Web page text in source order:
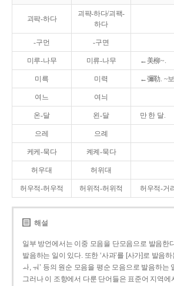
괴팍-하다
괴퍅-하다/괴팩-
하다
-구먼 -구면
미루-나무 미류-나무 ←美柳~.
미륵 미력 ←彌勒. ~
여느 여늬
온-달 왼-달 만 한 달.
으레 으례
케케-묵다 켸켸-묵다
허우대 허위대
허우적-허우적 허위적-허위적 허우적-거
해설
일부 방언에서는 이중 모음을 단모음으로 발음한
발음하는 일이 있다. 또한 ‘사과’를 [사가]로 발음
ㅘ, ㅝ’ 등의 원순 모음을 평순 모음으로 발음하는
그러나 이 조항에서 다룬 단어들은 표준어 지역에